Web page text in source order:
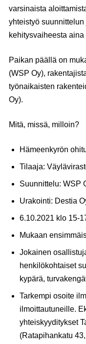
varsinaista
yhteistyö
kehitysvaiheesta
Paikan päällä on
(WSP Oy),
työnaikaisten
Oy).
Mitä, missä, milloin?
Hämeenkyrön
Tilaaja:
Suunnittelu: WSP
Urakointi: Destia
6.10.2021 klo 15-
Mukaan
Jokainen
henkilökohtaiset
kypärä,
Tarkempi osoite
ilmoittautuneille.
yhteiskyyditykset
(Ratapihankatu